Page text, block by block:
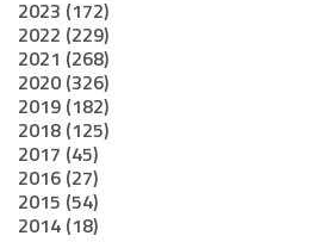
2023 (172)
2022 (229)
2021 (268)
2020 (326)
2019 (182)
2018 (125)
2017 (45)
2016 (27)
2015 (54)
2014 (18)